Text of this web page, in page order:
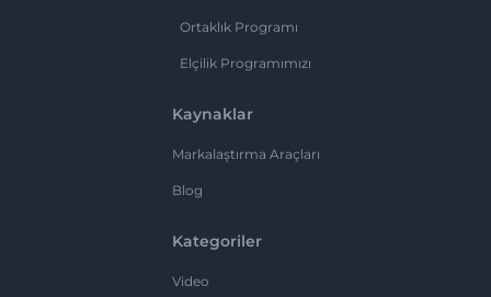
Ortaklık Programı
Elçilik Programımızı
Kaynaklar
Markalaştırma Araçları
Blog
Kategoriler
Video